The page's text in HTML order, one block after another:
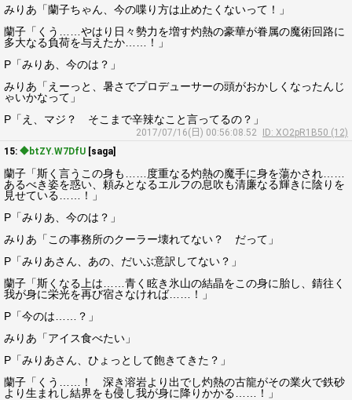
みりあ「蘭子ちゃん、今の喋り方は止めたくないって！」
蘭子「くう……やはり日々勢力を増す灼熱の豪華が眷属の魔術回路に
多大なる負荷を与えたか……！」
P「みりあ、今のは？」
みりあ「えーっと、暑さでプロデューサーの頭がおかしくなったんじ
ゃいかなって」
P「え、マジ？ そこまで辛辣なこと言ってるの？」
2017/07/16(日) 00:56:08.52
ID: XO2pR1B50 (12)
15: ◆btZY.W7DfU [saga]
蘭子「斯く言うこの身も……度重なる灼熱の魔手に身を蕩かされ……
あるべき姿を惑い、頼みとなるエルフの息吹も清廉なる輝きに陰りを
見せている……！」
P「みりあ、今のは？」
みりあ「この事務所のクーラー壊れてない？ だって」
P「みりあさん、あの、だいぶ意訳してない？」
蘭子「斯くなる上は……青く眩き氷山の結晶をこの身に胎し、錆往く
我が身に栄光を再び宿さなければ……！」
P「今のは……？」
みりあ「アイス食べたい」
P「みりあさん、ひょっとして飽きてきた？」
蘭子「くう……！ 深き溶岩より出でし灼熱の古龍がその業火で鉄砂
より生まれし結界をも侵し我が身に降りかかる……！」